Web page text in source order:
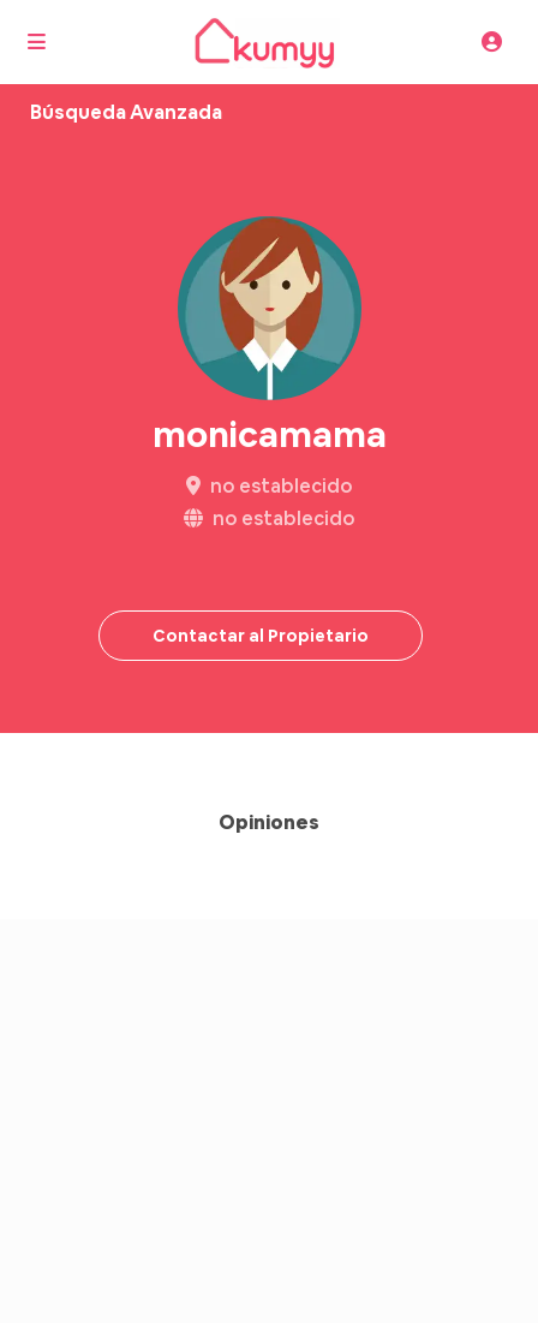
Búsqueda Avanzada
monicamama
no establecido
no establecido
Contactar al Propietario
Opiniones